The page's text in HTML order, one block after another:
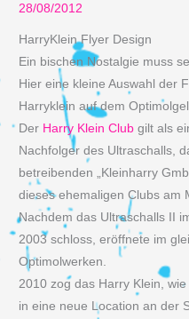
28/08/2012
HarryKlein Flyer Design
Ein bischen Nostalgie muss
Hier eine kleine Auswahl der
Harryklein auf dem
Der Harry Klein Club gilt als
Nachfolger des Ultraschalls,
betreibenden „Kleinharry
dieses ehemaligen Clubs am
Nachdem das Ultraschalls II
2003 schloss, eröffnete im
Optimolwerken.
2010 zog das Harry Klein,
in eine neue Location an der